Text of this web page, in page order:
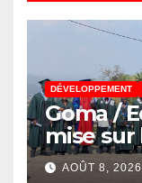
DÉVELOPPEMENT
Goma /
mise sur
AOÛT 8, 2026